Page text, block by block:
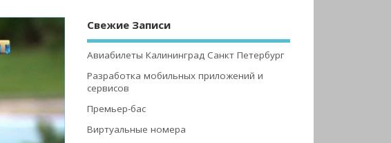
Свежие Записи
Авиабилеты Калининград Санкт Петербург
Разработка мобильных приложений и
сервисов
Премьер-бас
Виртуальные номера